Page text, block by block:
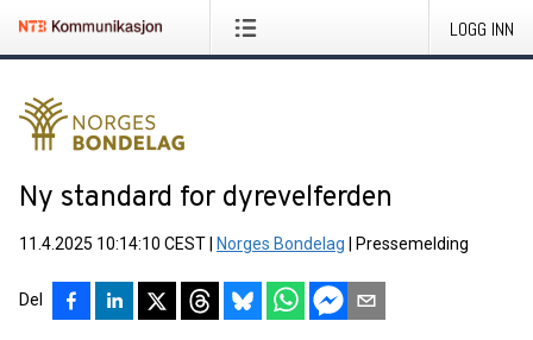
LOGG INN
Ny standard for dyrevelferden
11.4.2025 10:14:10 CEST Norges Bondelag Pressemelding
Del